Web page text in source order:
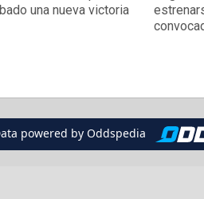
una nueva victoria
powered by Oddspedia